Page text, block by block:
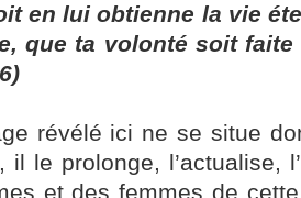
en lui obtienne la vie
que ta volonté soit
révélé ici ne se situe
il le prolonge, l’actualise,